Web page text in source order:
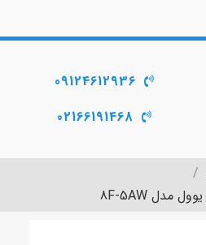
09124612936
02166191468